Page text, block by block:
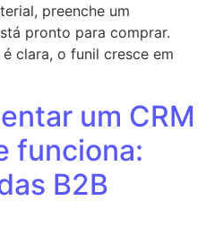
preenche um
pronto para comprar.
clara, o funil cresce em
um CRM
funciona:
B2B